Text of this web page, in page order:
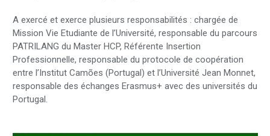
A exercé et exerce plusieurs responsabilités : chargée de
Mission Vie Etudiante de l’Université, responsable du parcours
PATRILANG du Master HCP, Référente Insertion
Professionnelle, responsable du protocole de coopération
entre l’Institut Camões (Portugal) et l’Université Jean Monnet,
responsable des échanges Erasmus+ avec des universités du
Portugal.